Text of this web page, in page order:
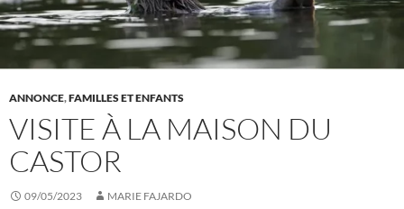
ANNONCE,FAMILLES ET ENFANTS
VISITE À LA MAISON DU
CASTOR
09/05/2023 MARIE FAJARDO